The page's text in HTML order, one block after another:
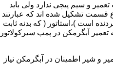
و سیم پیچی ندارد ولی باید
قسمت تشکیل شده اند که عبارتند
است )،استاتور ( که بدنه ثابت
آبگرمکن در پمپ سیرکولاتور
و شیر اطمینان در آبگرمکن نیاز